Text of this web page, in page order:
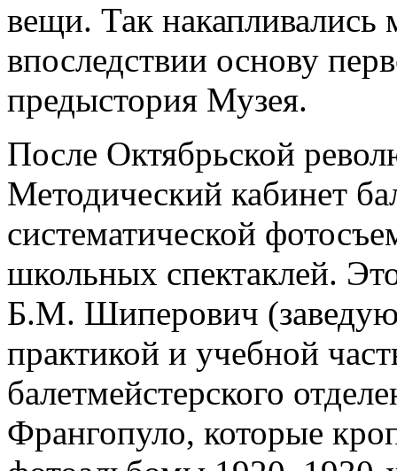
вещи. Так
впоследствии основу
предыстория Музея.
После Октябрьской
Методический кабинет
систематической
школьных спектаклей.
Б.М. Шиперович
практикой и учебной
балетмейстерского
Франгопуло, которые